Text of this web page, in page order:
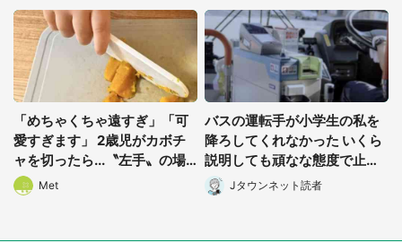
「めちゃくちゃ遠すぎ」「可
愛すぎます」 2歳児がカボチ
ャを切ったら...〝左手〟の場
所に5.3万人もん絶
Met
バスの運転手が小学生の私を
降ろしてくれなかった いくら
説明しても頑なな態度で止め
られ(北海道・50代女性)
Jタウンネット読者